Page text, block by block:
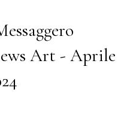
Art - Aprile